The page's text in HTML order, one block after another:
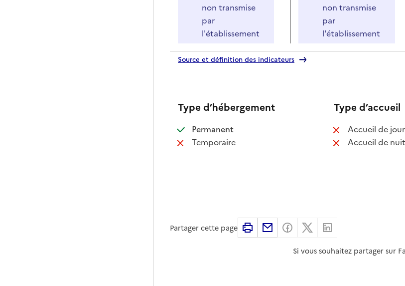
non transmise
par
l'établissement
non transmise
par
l'établissement
Source et définition des indicateurs
Type d’hébergement
Permanent: disponible
Temporaire: non disponible
Type d’accueil
Accueil de jour
:
Accueil de nuit
:
Partager cette page ImprimerPartager par email
Partager sur Facebook
Partager sur X
Si vous souhaitez partager sur